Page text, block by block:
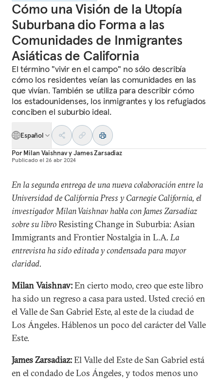
Cómo una Visión de la Utopía
Suburbana dio Forma a las
Comunidades de Inmigrantes
Asiáticas de California
El término "vivir en el campo" no sólo describía
cómo los residentes veían las comunidades en las
que vivían. También se utiliza para describir cómo
los estadounidenses, los inmigrantes y los refugiados
conciben el suburbio ideal.
Español
PorMilan VaishnavyJames Zarsadiaz
Publicado el 26 abr 2024
En la segunda entrega de una nueva colaboración entre la
Universidad de California Press y Carnegie California, el
investigador Milan Vaishnav habla con James Zarsadiaz
sobre su libroResisting Change in Suburbia: Asian
Immigrants and Frontier Nostalgia in L.A. La
entrevista ha sido editada y condensada para mayor
claridad.
Milan Vaishnav:En cierto modo, creo que este libro
ha sido un regreso a casa para usted. Usted creció en
el Valle de San Gabriel Este, al este de la ciudad de
Los Ángeles. Háblenos un poco del carácter del Valle
Este.
James Zarsadiaz:El Valle del Este de San Gabriel está
en el condado de Los Ángeles, y todos menos uno